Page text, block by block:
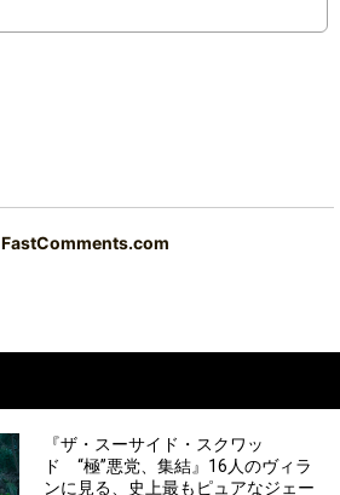
FastComments.com
『ザ・スーサイド・スクワッ
ド “極”悪党、集結』16人のヴィラ
ンに見る、史上最もピュアなジェー